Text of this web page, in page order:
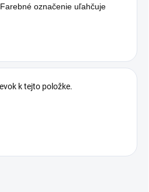
označenie uľahčuje
k tejto položke.